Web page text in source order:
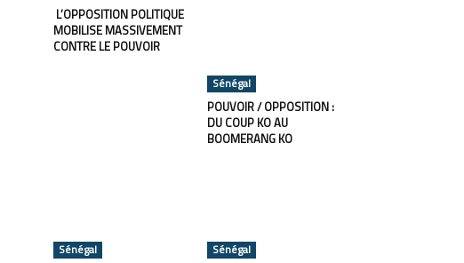
L’OPPOSITION POLITIQUE
MOBILISE MASSIVEMENT
CONTRE LE POUVOIR
Sénégal
POUVOIR / OPPOSITION :
DU COUP KO AU
BOOMERANG KO
Sénégal Sénégal